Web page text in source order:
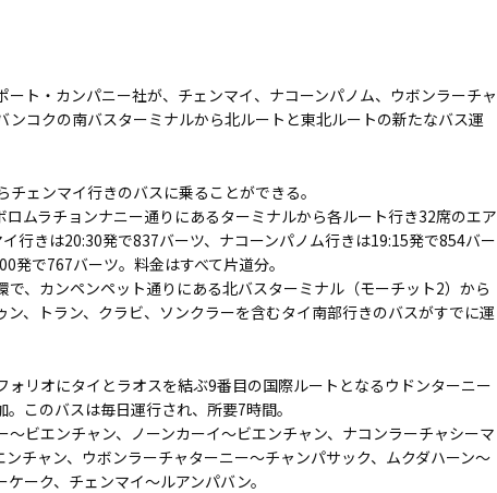
ト・カンパニー社が、チェンマイ、ナコーンパノム、ウボンラーチャ
ンコクの南バスターミナルから北ルートと東北ルートの新たなバス運
ェンマイ行きのバスに乗ることができる。
ムラチョンナニー通りにあるターミナルから各ルート行き32席のエア
行きは20:30発で837バーツ、ナコーンパノム行きは19:15発で854バー
発で767バーツ。料金はすべて片道分。
、カンペンペット通りにある北バスターミナル（モーチット2）から
、トラン、クラビ、ソンクラーを含むタイ南部行きのバスがすでに運
ォリオにタイとラオスを結ぶ9番目の国際ルートとなるウドンターニー
このバスは毎日運行され、所要7時間。
ビエンチャン、ノーンカーイ～ビエンチャン、ナコンラーチャシーマ
チャン、ウボンラーチャターニー～チャンパサック、ムクダハーン～
ーク、チェンマイ～ルアンパバン。